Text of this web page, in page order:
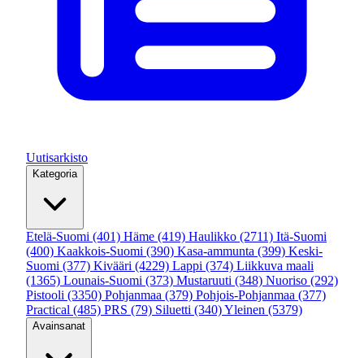
Uutisarkisto
Kategoria
Etelä-Suomi (401) Häme (419) Haulikko (2711) Itä-Suomi
(400) Kaakkois-Suomi (390) Kasa-ammunta (399) Keski-
Suomi (377) Kivääri (4229) Lappi (374) Liikkuva maali
(1365) Lounais-Suomi (373) Mustaruuti (348) Nuoriso (292)
Pistooli (3350) Pohjanmaa (379) Pohjois-Pohjanmaa (377)
Practical (485) PRS (79) Siluetti (340)Yleinen (5379)
Avainsanat